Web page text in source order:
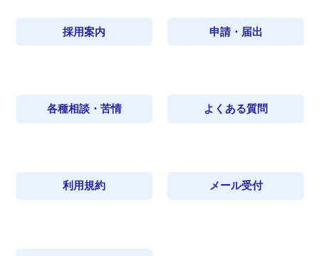
採用案内 申請・届出
各種相談・苦情 よくある質問
利用規約 メール受付